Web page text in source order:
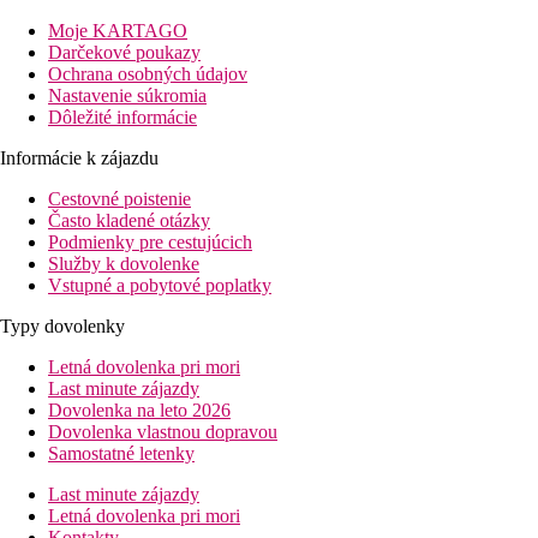
do priezračných vôd za dobrodružstvom pri šnorchlovaní, užite
si vzrušujúce vodné športy alebo sa jednoducho ponorte do
nedotknutej prírodnej krásy.
Vzdialenosť
letisko: 50 km Maurícius
nákupných možností: 10 km v okolí hotela
Popis izby
Dvojlôžková izba, Comfort
klimatizácia
telefón
Wi-Fi (zdarma)
minibar
kúpeľňa/WC (sušič vlasov)
trezor (zadarmo)
balkón alebo terasa
Moje KARTAGO
Darčekové poukazy
Ochrana osobných údajov
Nastavenie súkromia
Dôležité informácie
Informácie k zájazdu
Cestovné poistenie
Často kladené otázky
Podmienky pre cestujúcich
Služby k dovolenke
Vstupné a pobytové poplatky
Typy dovolenky
Letná dovolenka pri mori
Last minute zájazdy
Dovolenka na leto 2026
Dovolenka vlastnou dopravou
Samostatné letenky
Last minute zájazdy
Letná dovolenka pri mori